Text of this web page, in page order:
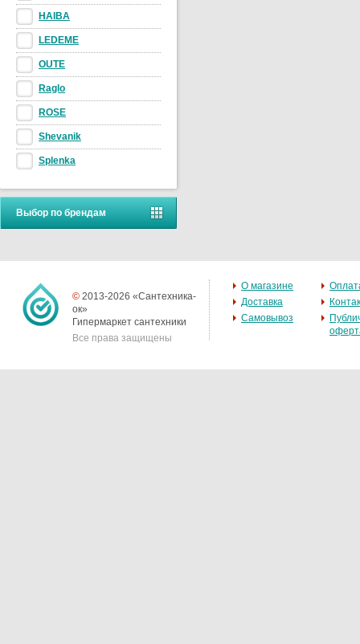
HAIBA
LEDEME
OUTE
Raglo
ROSE
Shevanik
Splenka
Выбор по брендам
© 2013-2026 «Сантехника-
ок»
Гипермаркет сантехники
Все права защищены
О магазине
Доставка
Самовывоз